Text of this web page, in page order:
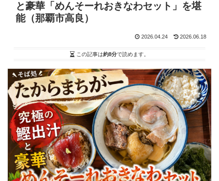
と豪華「めんそーれおきなわセット」を堪
能（那覇市高良）
2026.04.24 2026.06.18
この記事は約8分で読めます。